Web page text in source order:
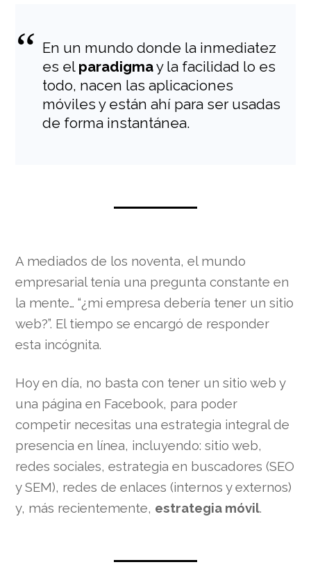
En un mundo donde la inmediatez
es el paradigmay la facilidad lo es
todo, nacen las aplicaciones
móviles y están ahí para ser usadas
de forma instantánea.
A mediados de los noventa, el mundo
empresarial tenía una pregunta constante en
la mente… “¿mi empresa debería tener un sitio
web?”. El tiempo se encargó de responder
esta incógnita.
Hoy en día, no basta con tener un sitio web y
una página en Facebook, para poder
competir necesitas una estrategia integral de
presencia en línea, incluyendo: sitio web,
redes sociales, estrategia en buscadores (SEO
y SEM), redes de enlaces (internos y externos)
y, más recientemente, estrategia móvil.